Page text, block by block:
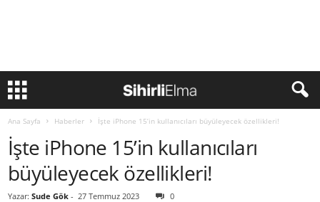
Ana Sayfa Haberler İşte iPhone 15’in kullanıcıları büyüleyecek özellikleri!
İşte iPhone 15’in kullanıcıları
büyüleyecek özellikleri!
Yazar: Sude Gök - 27 Temmuz 2023 0